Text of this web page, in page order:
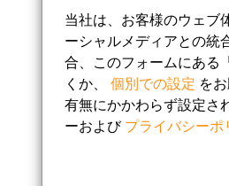
モデルナンバー:
Czech
B&R HQ: Brno
空席あり
当社は、お客様のウェブ
ーシャルメディアとの統
合、このフォームにある
くか、 個別での設定 を
有無にかかわらず設定さ
ーおよび プライバシーポ